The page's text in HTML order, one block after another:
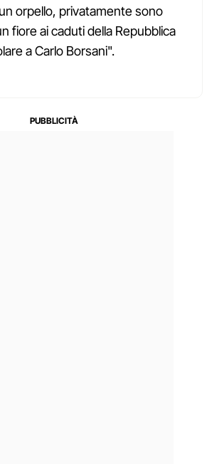
orpello, privatamente sono
fiore ai caduti della Repubblica
a Carlo Borsani".